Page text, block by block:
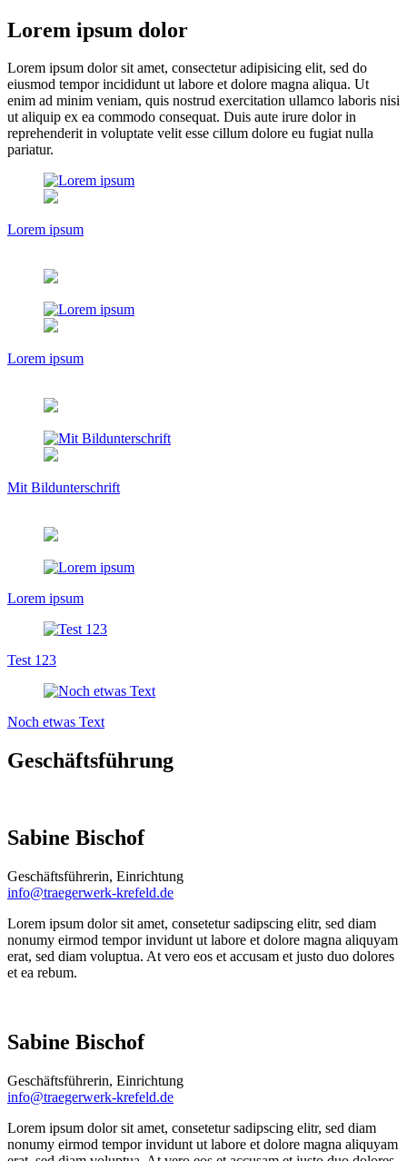
Lorem ipsum dolor
Lorem ipsum dolor sit amet, consectetur adipisicing elit, sed do
eiusmod tempor incididunt ut labore et dolore magna aliqua. Ut
enim ad minim veniam, quis nostrud exercitation ullamco laboris nisi
ut aliquip ex ea commodo consequat. Duis aute irure dolor in
reprehenderit in voluptate velit esse cillum dolore eu fugiat nulla
pariatur.
Lorem ipsum
Lorem ipsum
Mit Bildunterschrift
Lorem ipsum
Test 123
Noch etwas Text
Geschäftsführung
Sabine Bischof
Geschäftsführerin, Einrichtung
info@traegerwerk-krefeld.de
Lorem ipsum dolor sit amet, consetetur sadipscing elitr, sed diam
nonumy eirmod tempor invidunt ut labore et dolore magna aliquyam
erat, sed diam voluptua. At vero eos et accusam et justo duo dolores
et ea rebum.
Sabine Bischof
Geschäftsführerin, Einrichtung
info@traegerwerk-krefeld.de
Lorem ipsum dolor sit amet, consetetur sadipscing elitr, sed diam
nonumy eirmod tempor invidunt ut labore et dolore magna aliquyam